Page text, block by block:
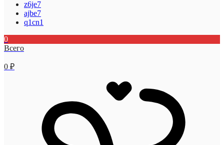
z6je7
ajbe7
q1cn1
0
Всего
0 ₽